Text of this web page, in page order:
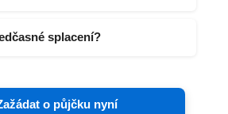
splacení?
o půjčku nyní